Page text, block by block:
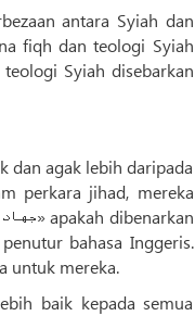
antara Syiah dan
fiqh dan teologi Syiah
Syiah disebarkan
dan agak lebih daripada
perkara jihad, mereka
bahasa Inggeris.
untuk mereka.
baik kepada semua